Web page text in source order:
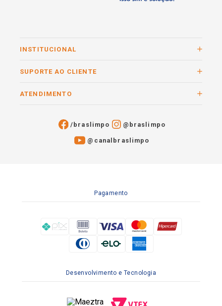
INSTITUCIONAL
SUPORTE AO CLIENTE
ATENDIMENTO
/braslimpo @braslimpo
@canalbraslimpo​
Pagamento
Desenvolvimento e Tecnologia